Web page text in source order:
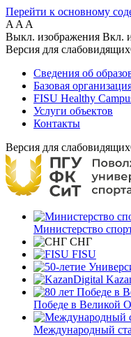
Перейти к основному
A A A
Выкл. изображения Вкл.
Версия для слабовидящих
Сведения об
Базовая
FISU Healthy
Услуги объектов
Контакты
Версия для слабовидящих
Министерство
СНГ
FISU
Победе в Великой
Международный